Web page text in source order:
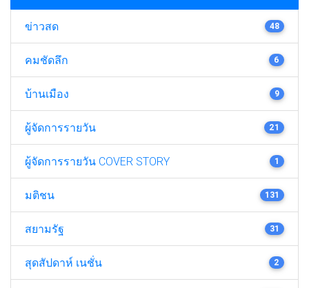
ข่าวสด 48
คมชัดลึก 6
บ้านเมือง 9
ผู้จัดการรายวัน 21
ผู้จัดการรายวัน COVER STORY 1
มติชน 131
สยามรัฐ 31
สุดสัปดาห์ เนชั่น 2